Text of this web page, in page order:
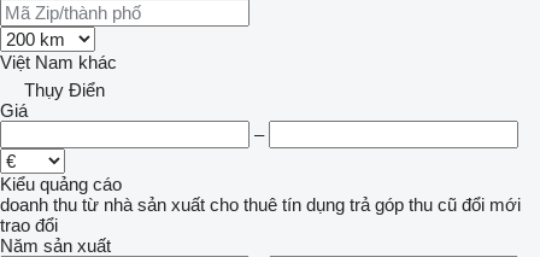
Việt Nam khác
Thụy Điển
Giá
–
Kiểu quảng cáo
doanh thu từ nhà sản xuất cho thuê tín dụng trả góp thu cũ đổi mới
trao đổi
Năm sản xuất